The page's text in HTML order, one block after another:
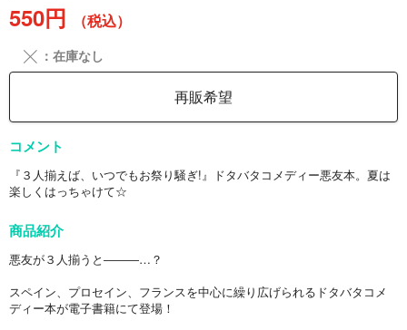
550円 （税込）
╳ ：在庫なし
再販希望
コメント
『３人揃えば、いつでもお祭り騒ぎ!』ドタバタコメディー悪友本。夏は
楽しくはっちゃけて☆
商品紹介
悪友が３人揃うと―――…？
スペイン、プロセイン、フランスを中心に繰り広げられるドタバタコメ
ディー本が電子書籍にて登場！